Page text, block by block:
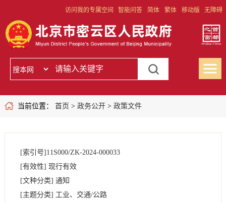
访问我的专属空间 智能问答 简体 繁体 移动版 无障碍
当前位置： 首页 > 政务公开> 政策文件
[索引号] 11S000/ZK-2024-000033
[有效性] 现行有效
[文种分类] 通知
[主题分类] 工业、交通/公路